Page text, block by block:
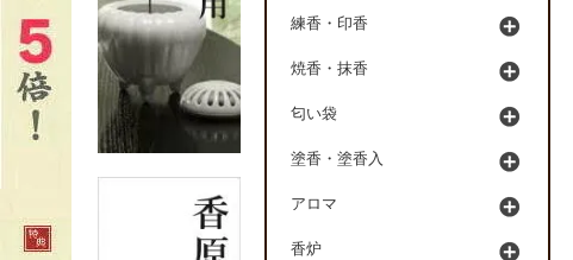
練香・印香
焼香・抹香
匂い袋
塗香・塗香入
アロマ
香炉